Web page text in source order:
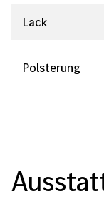
Lack
Polsterung